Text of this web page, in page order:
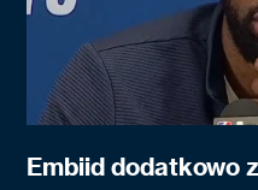
Embiid dodatkowo